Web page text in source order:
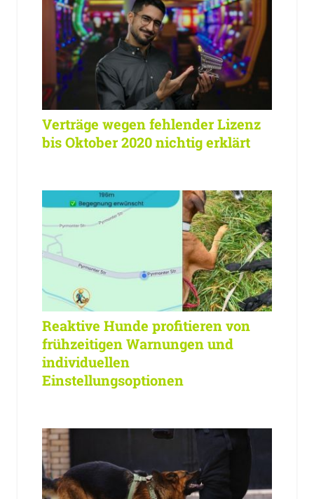
Verträge wegen fehlender Lizenz
bis Oktober 2020 nichtig erklärt
Reaktive Hunde profitieren von
frühzeitigen Warnungen und
individuellen
Einstellungsoptionen